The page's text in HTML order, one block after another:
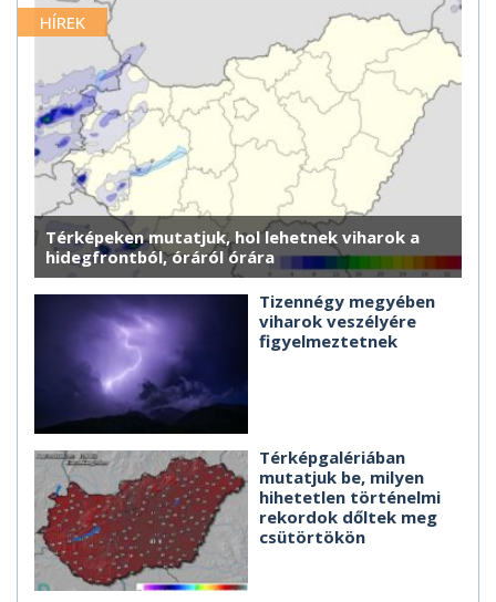
HÍREK
Térképeken mutatjuk, hol lehetnek viharok a
hidegfrontból, óráról órára
Tizennégy megyében
viharok veszélyére
figyelmeztetnek
Térképgalériában
mutatjuk be, milyen
hihetetlen történelmi
rekordok dőltek meg
csütörtökön